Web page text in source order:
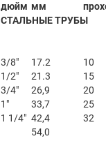
дюйм мм
СТАЛЬНЫЕ ТРУБЫ
3/8″ 17.2 10
1/2″ 21.3 15
3/4″ 26,9 20
1″ 33,7 25
1 1/4″ 42,4 32
54,0